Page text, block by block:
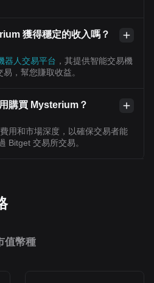
獲得穩定的收入嗎？
器人交易平台 ，其提供智能交易機
，幫您賺取收益。
購買 Mysterium？
用和市場深度，以確保交易者能
Bitget 交易所交易。
值幣種